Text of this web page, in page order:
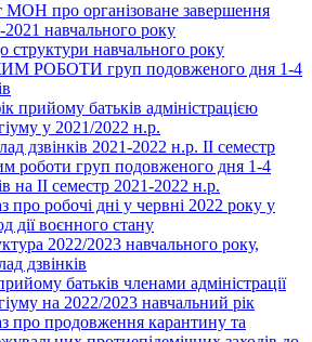
МОН про організоване завершення
2021 навчального року
структури навчального року
РОБОТИ груп подовженого дня 1-4
прийому батьків адміністрацією
у 2021/2022 н.р.
дзвінків 2021-2022 н.р. ІІ семестр
роботи груп подовженого дня 1-4
на ІІ семестр 2021-2022 н.р.
про робочі дні у червні 2022 року у
дії воєнного стану
2022/2023 навчального року,
дзвінків
батьків членами адміністрації
на 2022/2023 навчальний рік
про продовження карантину та